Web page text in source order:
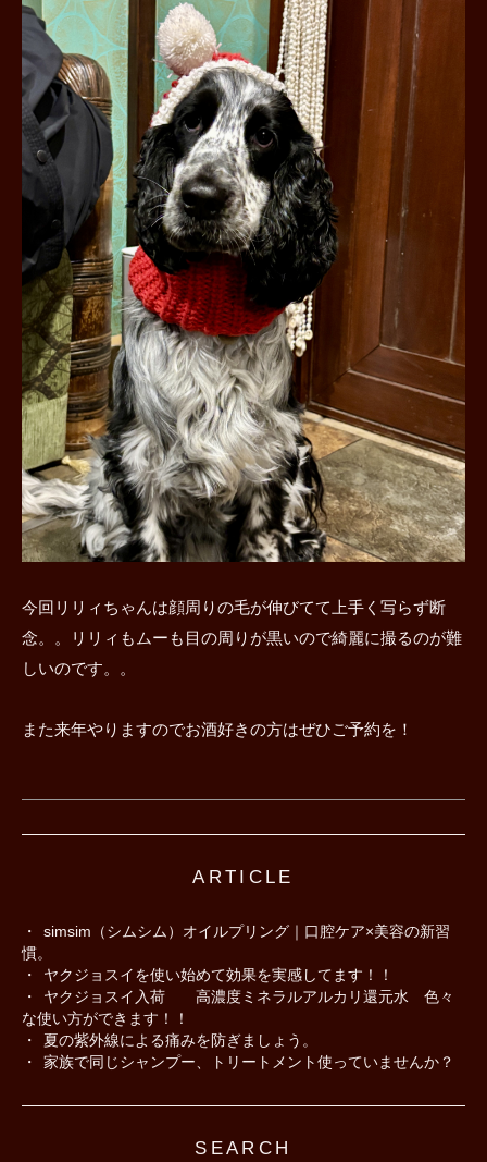
今回リリィちゃんは顔周りの毛が伸びてて上手く写らず断
念。。リリィもムーも目の周りが黒いので綺麗に撮るのが難
しいのです。。
また来年やりますのでお酒好きの方はぜひご予約を！
ARTICLE
simsim（シムシム）オイルプリング｜口腔ケア×美容の新習
慣。
ヤクジョスイを使い始めて効果を実感してます！！
ヤクジョスイ入荷 高濃度ミネラルアルカリ還元水 色々
な使い方ができます！！
夏の紫外線による痛みを防ぎましょう。
家族で同じシャンプー、トリートメント使っていませんか？
SEARCH